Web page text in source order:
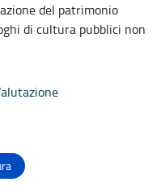
del patrimonio
di cultura pubblici non